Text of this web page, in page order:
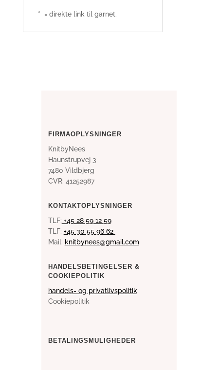
* = direkte link til garnet.
FIRMAOPLYSNINGER
KnitbyNees
Haunstrupvej 3
7480 Vildbjerg
CVR: 41252987
KONTAKTOPLYSNINGER
TLF: +45 28 59 12 59
TLF: +45 30 55 96 62
Mail: knitbynees@gmail.com
HANDELSBETINGELSER &
COOKIEPOLITIK
handels- og privatlivspolitik
Cookiepolitik
BETALINGSMULIGHEDER